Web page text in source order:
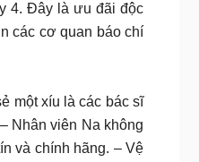
4. Đây là ưu đãi độc
các cơ quan báo chí
một xíu là các bác sĩ
Nhân viên Na không
và chính hãng. – Vệ